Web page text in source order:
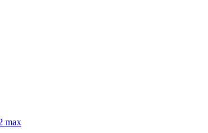
max